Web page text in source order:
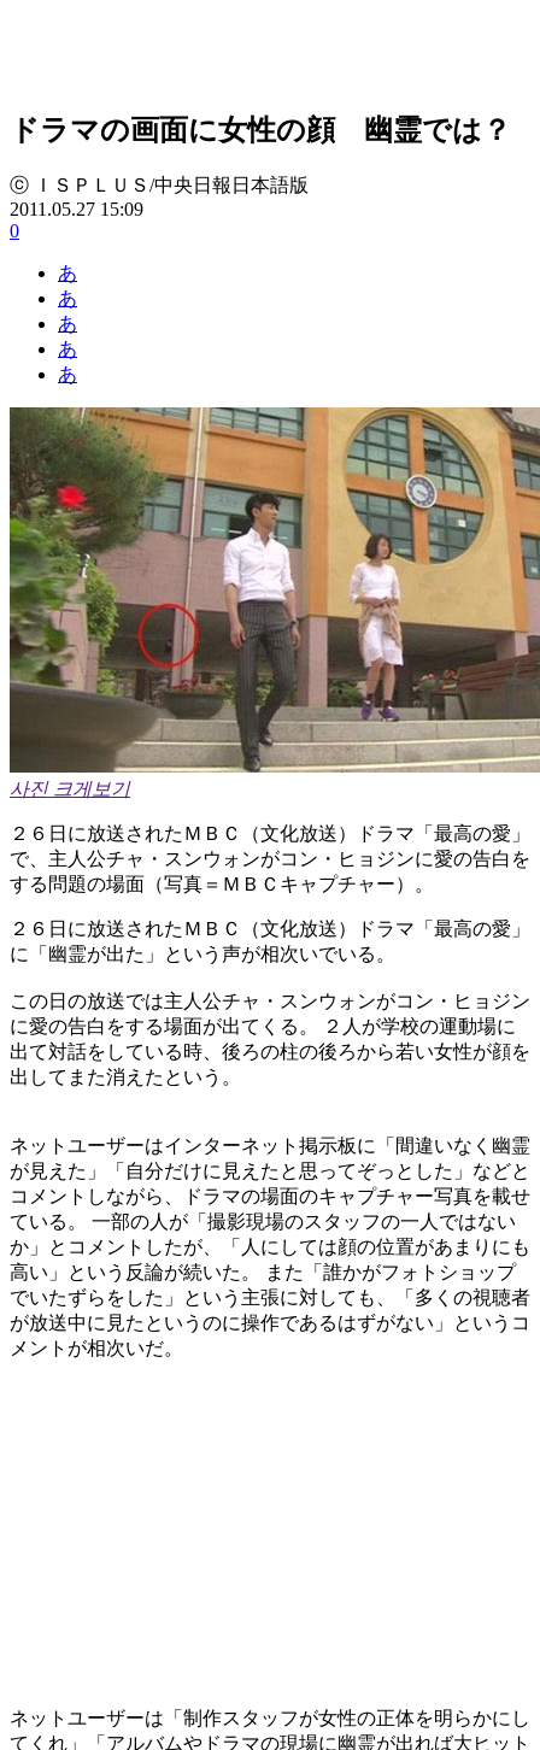
ドラマの画面に女性の顔 幽霊では？
ⓒ ＩＳＰＬＵＳ/中央日報日本語版
2011.05.27 15:09
0
あ
あ
あ
あ
あ
사진 크게보기
２６日に放送されたＭＢＣ（文化放送）ドラマ「最高の愛」
で、主人公チャ・スンウォンがコン・ヒョジンに愛の告白を
する問題の場面（写真＝ＭＢＣキャプチャー）。
２６日に放送されたＭＢＣ（文化放送）ドラマ「最高の愛」
に「幽霊が出た」という声が相次いでいる。
この日の放送では主人公チャ・スンウォンがコン・ヒョジン
に愛の告白をする場面が出てくる。 ２人が学校の運動場に
出て対話をしている時、後ろの柱の後ろから若い女性が顔を
出してまた消えたという。
ネットユーザーはインターネット掲示板に「間違いなく幽霊
が見えた」「自分だけに見えたと思ってぞっとした」などと
コメントしながら、ドラマの場面のキャプチャー写真を載せ
ている。 一部の人が「撮影現場のスタッフの一人ではない
か」とコメントしたが、「人にしては顔の位置があまりにも
高い」という反論が続いた。 また「誰かがフォトショップ
でいたずらをした」という主張に対しても、「多くの視聴者
が放送中に見たというのに操作であるはずがない」というコ
メントが相次いだ。
ネットユーザーは「制作スタッフが女性の正体を明らかにし
てくれ」「アルバムやドラマの現場に幽霊が出れば大ヒット